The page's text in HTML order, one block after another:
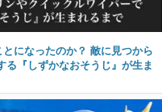
になったのか？ 敵に見つから
『しずかなおそうじ』が生ま